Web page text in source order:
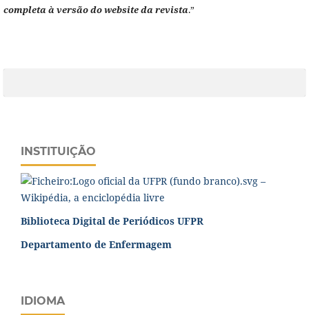
completa à versão do website da revista.”
INSTITUIÇÃO
Biblioteca Digital de Periódicos UFPR
Departamento de Enfermagem
IDIOMA